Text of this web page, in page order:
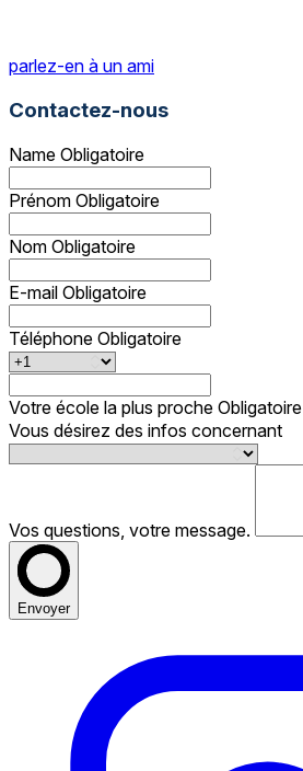
parlez-en à un ami
Contactez-nous
Name Obligatoire
Prénom Obligatoire
Nom Obligatoire
E-mail Obligatoire
Téléphone Obligatoire
Votre école la plus proche Obligatoire
Vous désirez des infos concernant
Vos questions, votre message.
Envoyer